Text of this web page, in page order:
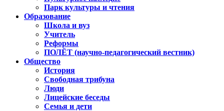
Парк культуры и чтения
Образование
Школа и вуз
Учитель
Реформы
ПОЛЁТ (научно-педагогический вестник)
Общество
История
Свободная трибуна
Люди
Лицейские беседы
Семья и дети